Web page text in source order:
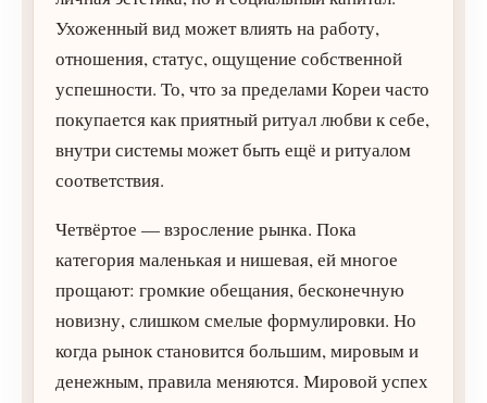
Ухоженный вид может влиять на работу,
отношения, статус, ощущение собственной
успешности. То, что за пределами Кореи часто
покупается как приятный ритуал любви к себе,
внутри системы может быть ещё и ритуалом
соответствия.
Четвёртое — взросление рынка. Пока
категория маленькая и нишевая, ей многое
прощают: громкие обещания, бесконечную
новизну, слишком смелые формулировки. Но
когда рынок становится большим, мировым и
денежным, правила меняются. Мировой успех